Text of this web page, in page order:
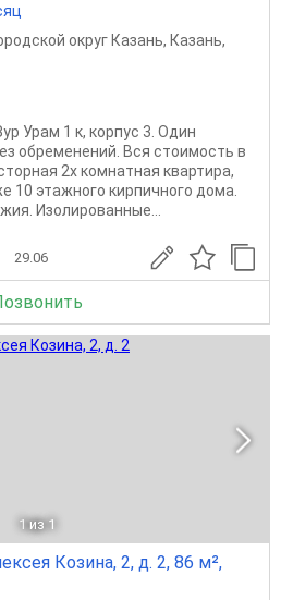
округ Казань, Казань,
Урам 1 к, корпус 3. Один
обременений. Вся стоимость в
2х комнатная квартира,
10 этажного кирпичного дома.
Изолированные...
29.06
1 из 1
Козина, 2, д. 2, 86 м²,